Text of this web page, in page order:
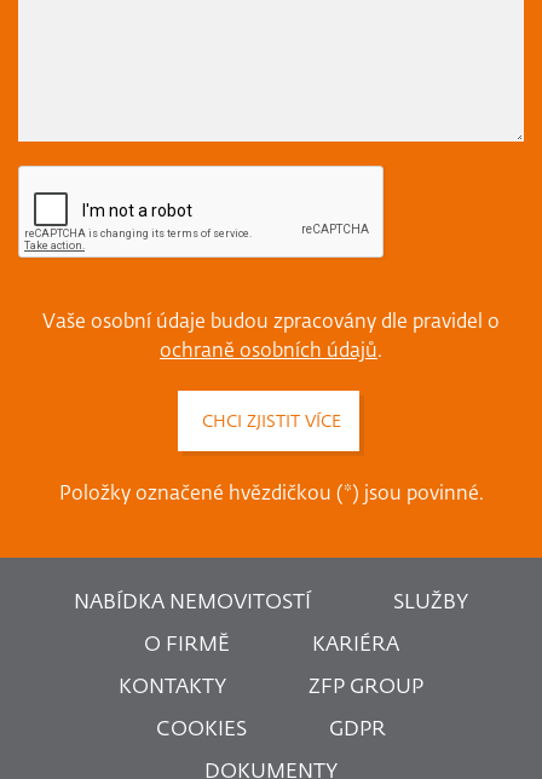
Vaše osobní údaje budou zpracovány dle pravidel o
ochraně osobních údajů.
Položky označené hvězdičkou (*) jsou povinné.
NABÍDKA NEMOVITOSTÍ SLUŽBY
O FIRMĚ KARIÉRA
KONTAKTY ZFP GROUP
COOKIES GDPR
DOKUMENTY